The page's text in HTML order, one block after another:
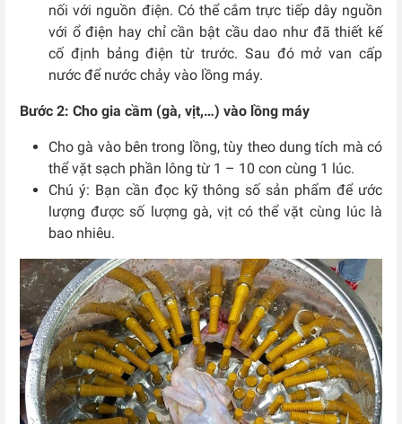
nối với nguồn điện. Có thể cắm trực tiếp dây nguồn
với ổ điện hay chỉ cần bật cầu dao như đã thiết kế
cố định bảng điện từ trước. Sau đó mở van cấp
nước để nước chảy vào lồng máy.
Bước 2: Cho gia cầm (gà, vịt,…) vào lồng máy
Cho gà vào bên trong lồng, tùy theo dung tích mà có
thể vặt sạch phần lông từ 1 – 10 con cùng 1 lúc.
Chú ý: Bạn cần đọc kỹ thông số sản phẩm để ước
lượng được số lượng gà, vịt có thể vặt cùng lúc là
bao nhiêu.